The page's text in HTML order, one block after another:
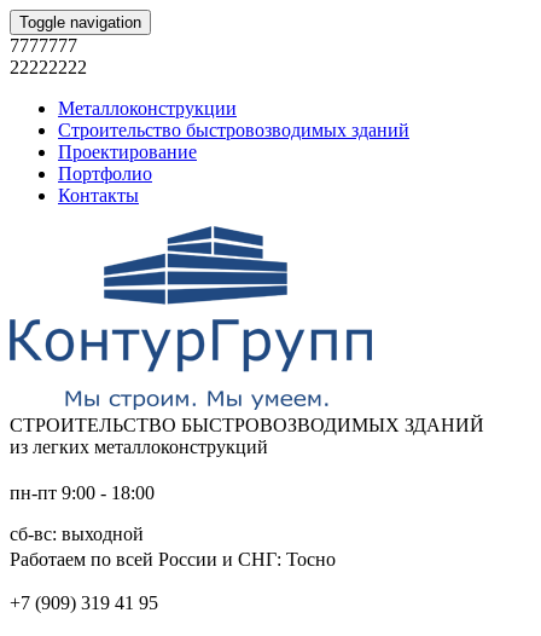
Toggle navigation
7777777
22222222
Металлоконструкции
Строительство быстровозводимых зданий
Проектирование
Портфолио
Контакты
СТРОИТЕЛЬСТВО БЫСТРОВОЗВОДИМЫХ ЗДАНИЙ
из легких металлоконструкций
пн-пт 9:00 - 18:00
сб-вс: выходной
Работаем по всей России и СНГ: Тосно
+7 (909) 319 41 95